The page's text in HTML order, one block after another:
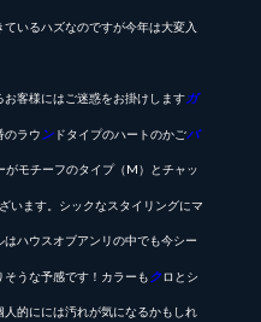
いるハズなのですが今年は大変入
お客様にはご迷惑をお掛けしますガ
のラウ ンドタイプのハートのかごバ
がモチーフのタイプ（M）とチャッ
います。シックなスタイリングにマ
はハウスオブアンリの中でも今シー
うな予感です！カラーも クロとシ
的にには汚れが気になるかもしれ